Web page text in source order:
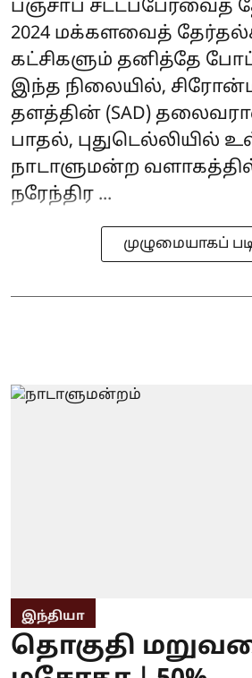
பஞ்சாப் சட்டப்பேரவைத்
2024 மக்களவைத்
கட்சிகளும் தனித்தே
இந்த நிலையில்,
தளத்தின் (SAD)
பாதல், புதுடெல்லியில்
நாடாளுமன்ற
நரேந்திர ...
முழுமையாகப்
இந்தியா
தொகுதி